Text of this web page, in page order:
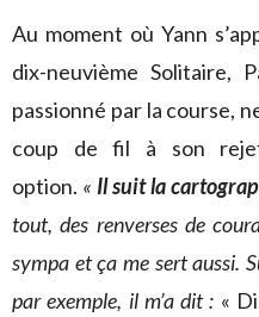
Au moment où Yann
dix-neuvième Solitaire,
passionné par la course,
coup de fil à son
option. « Il suit la
tout, des renverses de
sympa et ça me sert aussi.
par exemple, il m’a dit : «